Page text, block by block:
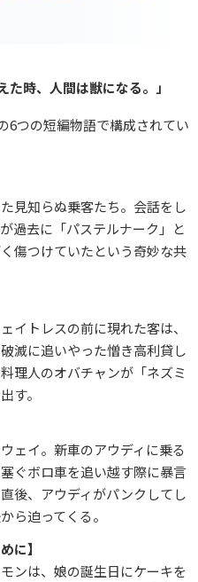
た時、人間は獣になる。」
6つの短編物語で構成されてい
見知らぬ乗客たち。会話をし
過去に「パステルナーク」と
傷つけていたという奇妙な共
イトレスの前に現れた客は、
滅に追いやった憎き高利貸し
理人のオバチャンが「ネズミ
す。
ェイ。新車のアウディに乗る
ぐボロ車を追い越す際に暴言
後、アウディがパンクしてし
ら迫ってくる。
に】
ンは、娘の誕生日にケーキを